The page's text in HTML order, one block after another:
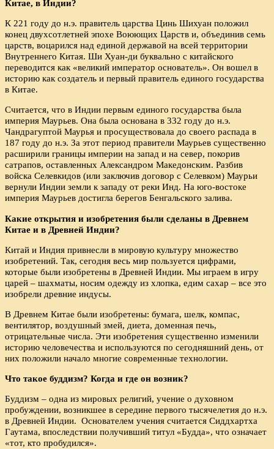
Китае, в Индии?
К 221 году до н.э. правитель царства Цинь Шихуан положил
конец двухсотлетней эпохе Воюющих Царств и, объединив семь
царств, воцарился над единой державой на всей территории
Внутреннего Китая. Ши Хуан-ди буквально с китайского
переводится как «великий император основатель». Он вошел в
историю как создатель и первый правитель единого государства
в Китае.
Считается, что в Индии первым единого государства была
империя Маурьев. Она была основана в 332 году до н.э.
Чандрагуптой Маурья и просуществовала до своего распада в
187 году до н.э. За этот период правители Маурьев существенно
расширили границы империи на запад и на север, покорив
сатрапов, оставленных Александром Македонским. Разбив
войска Селевкидов (или заключив договор с Селевком) Маурьи
вернули Индии земли к западу от реки Инд. На юго-востоке
империя Маурьев достигла берегов Бенгальского залива.
Какие открытия и изобретения были сделаны в Древнем
Китае и в Древней Индии?
Китай и Индия привнесли в мировую культуру множество
изобретений. Так, сегодня весь мир пользуется цифрами,
которые были изобретены в Древней Индии. Мы играем в игру
царей – шахматы, носим одежду из хлопка, едим сахар – все это
изобрели древние индусы.
В Древнем Китае были изобретены: бумага, шелк, компас,
вентилятор, воздушный змей, диета, доменная печь,
отрицательные числа. Эти изобретения существенно изменили
историю человечества и используются по сегодняшний день, от
них положили начало многие современные технологии.
Что такое буддизм? Когда и где он возник?
Буддизм – одна из мировых религий, учение о духовном
пробуждении, возникшее в середине первого тысячелетия до н.э.
в Древней Индии. Основателем учения считается Сиддхартха
Гаутама, впоследствии получивший титул «Будда», что означает
«тот, кто пробудился».